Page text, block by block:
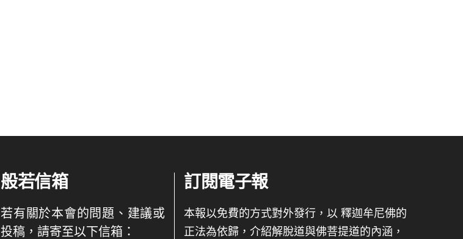
般若信箱
若有關於本會的問題、建議或
投稿，請寄至以下信箱：
訂閱電子報
本報以免費的方式對外發行，以 釋迦牟尼佛的
正法為依歸，介紹解脫道與佛菩提道的內涵，